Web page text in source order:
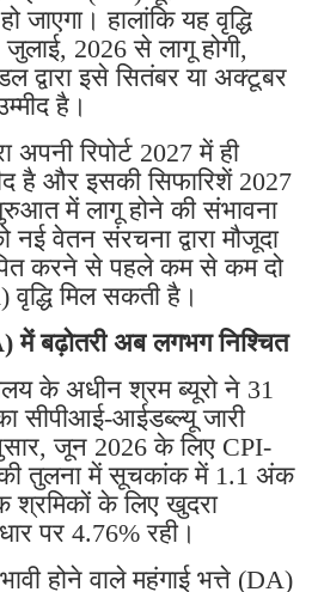
हालांकि यह वृद्धि
2026 से लागू होगी,
द्वारा इसे सितंबर या अक्टूबर
है।
अपनी रिपोर्ट 2027 में ही
है और इसकी सिफारिशें 2027
में लागू होने की संभावना
नई वेतन संरचना द्वारा मौजूदा
करने से पहले कम से कम दो
वृद्धि मिल सकती है।
में बढ़ोतरी अब लगभग निश्चित
के अधीन श्रम ब्यूरो ने 31
सीपीआई-आईडब्ल्यू जारी
जून 2026 के लिए CPI-
तुलना में सूचकांक में 1.1 अंक
श्रमिकों के लिए खुदरा
पर 4.76% रही।
होने वाले महंगाई भत्ते (DA)